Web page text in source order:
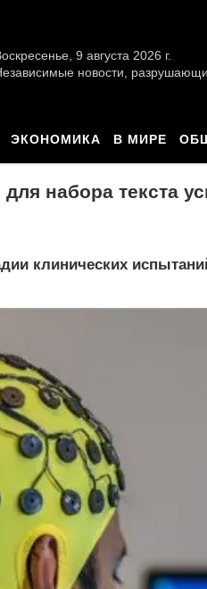
9 августа 2026 г.
новости,
ЭКОНОМИКА В МИРЕ
набора текста
клинических